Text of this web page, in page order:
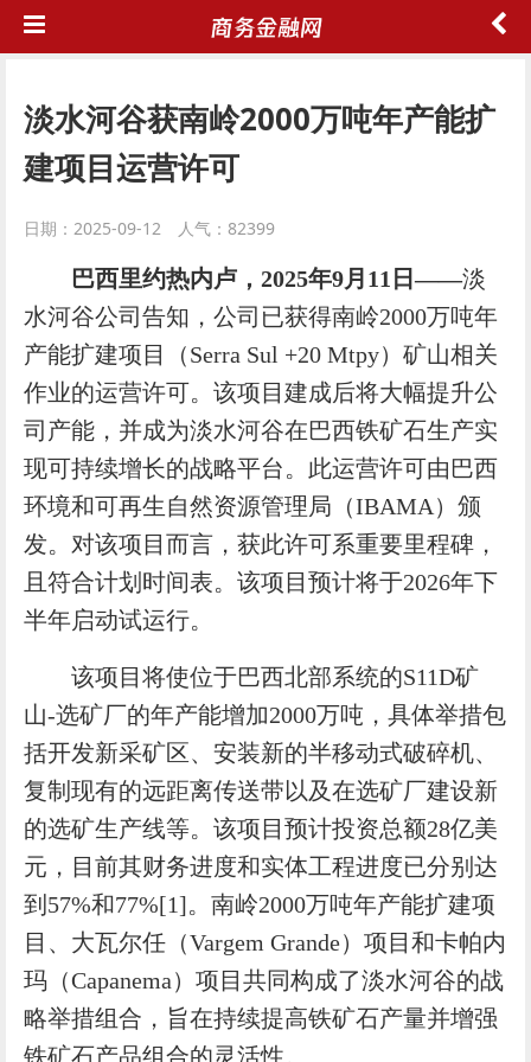
淡水河谷获南岭2000万吨年产能扩
建项目运营许可
日期：2025-09-12 人气：82399
巴西里约热内卢， 2025年9月 11 日——淡
水河谷公司告知，公司已获得南岭2000万吨年
产能扩建项目（Serra Sul +20 Mtpy）矿山相关
作业的运营许可。该项目建成后将大幅提升公
司产能，并成为淡水河谷在巴西铁矿石生产实
现可持续增长的战略平台。此运营许可由巴西
环境和可再生自然资源管理局（IBAMA）颁
发。对该项目而言，获此许可系重要里程碑，
且符合计划时间表。该项目预计将于2026年下
半年启动试运行。
该项目将使位于巴西北部系统的S11D矿
山-选矿厂的年产能增加2000万吨，具体举措包
括开发新采矿区、安装新的半移动式破碎机、
复制现有的远距离传送带以及在选矿厂建设新
的选矿生产线等。该项目预计投资总额28亿美
元，目前其财务进度和实体工程进度已分别达
到57%和77%[1]。南岭2000万吨年产能扩建项
目、大瓦尔任（Vargem Grande）项目和卡帕内
玛（Capanema）项目共同构成了淡水河谷的战
略举措组合，旨在持续提高铁矿石产量并增强
铁矿石产品组合的灵活性。